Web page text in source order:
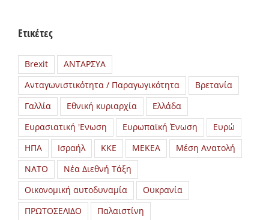
Ετικέτες
Brexit
ΑΝΤΑΡΣΥΑ
Ανταγωνιστικότητα / Παραγωγικότητα
Βρετανία
Γαλλία
Εθνική κυριαρχία
Ελλάδα
Ευρασιατική 'Ενωση
Ευρωπαϊκή Ένωση
Ευρώ
ΗΠΑ
Ισραήλ ΚΚΕ ΜΕΚΕΑ
Μέση Ανατολή
ΝΑΤΟ
Νέα Διεθνή Τάξη
Οικονομική αυτοδυναμία
Ουκρανία
ΠΡΩΤΟΣΕΛΙΔΟ
Παλαιστίνη